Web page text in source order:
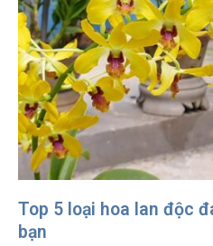
Top 5 loại hoa lan độc
bạn